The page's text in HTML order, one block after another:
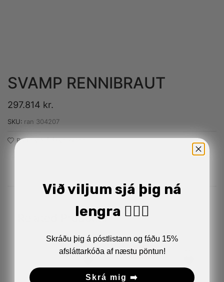
SVAMP RENNIBRAUT
297.814 kr.
SKU: ran 304207
Bæta við á óskalistann
Related Products
70%
Við viljum sjá þig ná
lengra 🏋🏼‍♂️
Skráðu þig á póstlistann og fáðu 15%
afsláttarkóða af næstu pöntun!
Skrá mig ➡️